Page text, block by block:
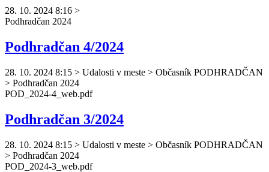
28. 10. 2024 8:16 >
Podhradčan 2024
Podhradčan 4/2024
28. 10. 2024 8:15 > Udalosti v meste > Občasník PODHRADČAN
> Podhradčan 2024
POD_2024-4_web.pdf
Podhradčan 3/2024
28. 10. 2024 8:15 > Udalosti v meste > Občasník PODHRADČAN
> Podhradčan 2024
POD_2024-3_web.pdf